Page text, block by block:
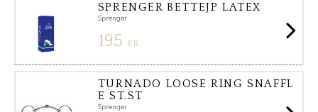
SPRENGER BETTEJP LATEX
Sprenger
195 KR
TURNADO LOOSE RING SNAFFL
E ST.ST
Sprenger